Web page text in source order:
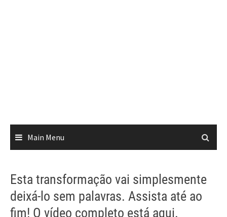
Main Menu
Esta transformação vai simplesmente
deixá-lo sem palavras. Assista até ao
fim! O vídeo completo está aqui.